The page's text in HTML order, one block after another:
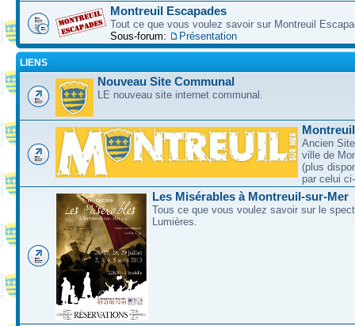
Montreuil Escapades
Tout ce que vous voulez savoir sur Montreuil
Sous-forum:
Présentation
LIENS
Nouveau Site Communal
LE nouveau site internet communal.
Ancien
ville de
(plus
par celui
Les Misérables à Montreuil-sur-Mer
Tous ce que vous voulez savoir sur le
Lumières.